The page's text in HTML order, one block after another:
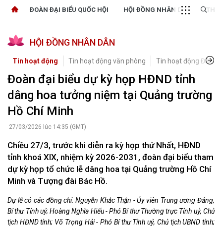
ĐOÀN ĐẠI BIỂU QUỐC HỘI HỘI ĐỒNG NHÂN DÂN
HỘI ĐỒNG NHÂN DÂN
Tin hoạt động Tin hoạt động văn phòng Tin hoạt động Đảng,
Đoàn đại biểu dự kỳ họp HĐND tỉnh
dâng hoa tưởng niệm tại Quảng trường
Hồ Chí Minh
27/03/2026 lúc 14:35 (GMT)
Chiều 27/3, trước khi diễn ra kỳ họp thứ Nhất, HĐND
tỉnh khoá XIX, nhiệm kỳ 2026-2031, đoàn đại biểu tham
dự kỳ họp tổ chức lễ dâng hoa tại Quảng trường Hồ Chí
Minh và Tượng đài Bác Hồ.
Dự lễ có các đồng chí: Nguyễn Khắc Thận - Ủy viên Trung ương Đảng,
Bí thư Tỉnh uỷ; Hoàng Nghĩa Hiếu - Phó Bí thư Thường trực Tỉnh uỷ, Chủ
tịch HĐND tỉnh; Võ Trọng Hải - Phó Bí thư Tỉnh uỷ, Chủ tịch UBND tỉnh;